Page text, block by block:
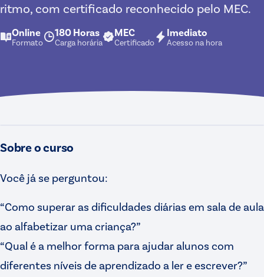
ritmo, com certificado reconhecido pelo MEC.
Online
Formato
180 Horas
Carga horária
MEC
Certificado
Imediato
Acesso na hora
Sobre o curso
Você já se perguntou:
“Como superar as dificuldades diárias em sala de aula
ao alfabetizar uma criança?”
“Qual é a melhor forma para ajudar alunos com
diferentes níveis de aprendizado a ler e escrever?”